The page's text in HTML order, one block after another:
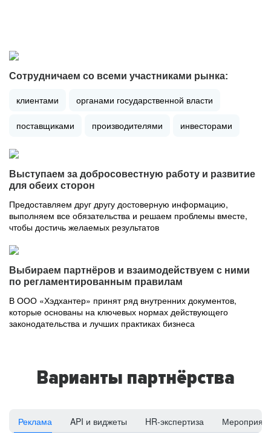
Сотрудничаем со всеми участниками рынка:
клиентами органами государственной власти
поставщиками производителями инвесторами
Выступаем за добросовестную работу и развитие
для обеих сторон
Предоставляем друг другу достоверную информацию,
выполняем все обязательства и решаем проблемы вместе,
чтобы достичь желаемых результатов
Выбираем партнёров и взаимодействуем с ними
по регламентированным правилам
В ООО «Хэдхантер» принят ряд внутренних документов,
которые основаны на ключевых нормах действующего
законодательства и лучших практиках бизнеса
Варианты партнёрства
Реклама API и виджеты HR-экспертиза